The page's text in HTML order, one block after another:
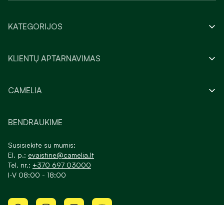
KATEGORIJOS
KLIENTŲ APTARNAVIMAS
CAMELIA
BENDRAUKIME
Susisiekite su mumis:
El. p.: evaistine@camelia.lt
Tel. nr.: +370 697 03000
I-V 08:00 - 18:00